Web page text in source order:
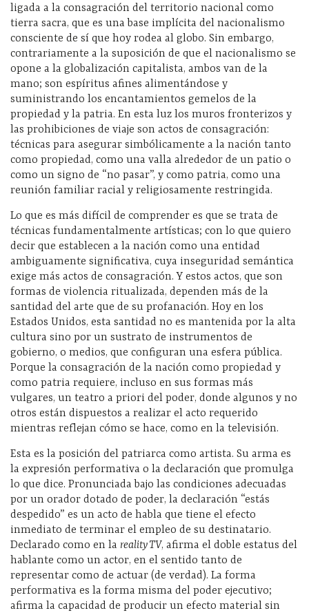
ligada a la consagración del territorio nacional como
tierra sacra, que es una base implícita del nacionalismo
consciente de sí que hoy rodea al globo. Sin embargo,
contrariamente a la suposición de que el nacionalismo se
opone a la globalización capitalista, ambos van de la
mano; son espíritus afines alimentándose y
suministrando los encantamientos gemelos de la
propiedad y la patria. En esta luz los muros fronterizos y
las prohibiciones de viaje son actos de consagración:
técnicas para asegurar simbólicamente a la nación tanto
como propiedad, como una valla alrededor de un patio o
como un signo de “no pasar”, y como patria, como una
reunión familiar racial y religiosamente restringida.
Lo que es más difícil de comprender es que se trata de
técnicas fundamentalmente artísticas; con lo que quiero
decir que establecen a la nación como una entidad
ambiguamente significativa, cuya inseguridad semántica
exige más actos de consagración. Y estos actos, que son
formas de violencia ritualizada, dependen más de la
santidad del arte que de su profanación. Hoy en los
Estados Unidos, esta santidad no es mantenida por la alta
cultura sino por un sustrato de instrumentos de
gobierno, o medios, que configuran una esfera pública.
Porque la consagración de la nación como propiedad y
como patria requiere, incluso en sus formas más
vulgares, un teatro a priori del poder, donde algunos y no
otros están dispuestos a realizar el acto requerido
mientras reflejan cómo se hace, como en la televisión.
Esta es la posición del patriarca como artista. Su arma es
la expresión performativa o la declaración que promulga
lo que dice. Pronunciada bajo las condiciones adecuadas
por un orador dotado de poder, la declaración “estás
despedido” es un acto de habla que tiene el efecto
inmediato de terminar el empleo de su destinatario.
Declarado como en la reality TV, afirma el doble estatus del
hablante como un actor, en el sentido tanto de
representar como de actuar (de verdad). La forma
performativa es la forma misma del poder ejecutivo;
afirma la capacidad de producir un efecto material sin